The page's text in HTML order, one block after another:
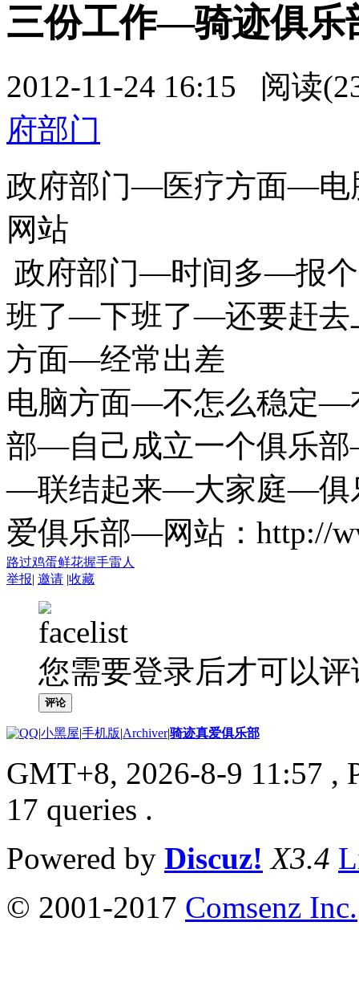
三份工作—骑迹俱乐
2012-11-24 16:15 阅读
府部门
政府部门—医疗方面—
网站
政府部门—时间多—报
班了—下班了—还要赶
方面—经常出差
电脑方面—不怎么稳定
部—自己成立一个俱乐
—联结起来—大家庭—俱
爱俱乐部—网站：http://
路过鸡蛋鲜花握手雷人
举报| 邀请 |收藏
您需要登录后才可以
评论
|小黑屋|手机版|Archiver|骑迹真爱俱乐部
GMT+8, 2026-8-9 11:57 ,
17 queries .
Powered by Discuz! X3.4
© 2001-2017 Comsenz Inc.